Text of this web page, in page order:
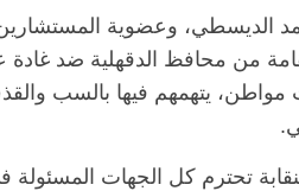
الديسطي، وعضوية
من محافظ الدقهلية ضد غادة
مواطن، يتهمهم فيها بالسب
تحترم كل الجهات المسئولة